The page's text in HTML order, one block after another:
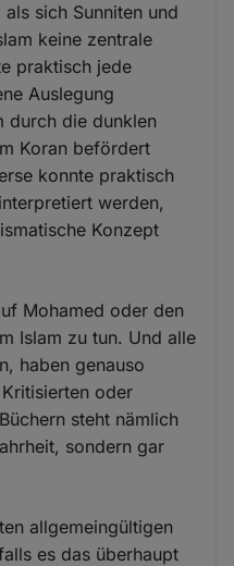
sich Sunniten und
keine zentrale
praktisch jede
Auslegung
durch die dunklen
Koran befördert
konnte praktisch
werden,
Konzept
Mohamed oder den
Islam zu tun. Und alle
haben genauso
oder
steht nämlich
sondern gar
allgemeingültigen
es das überhaupt